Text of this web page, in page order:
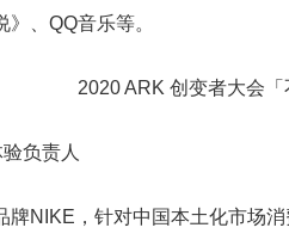
、QQ音乐等。
负责人
牌NIKE，针对中国本土化市场